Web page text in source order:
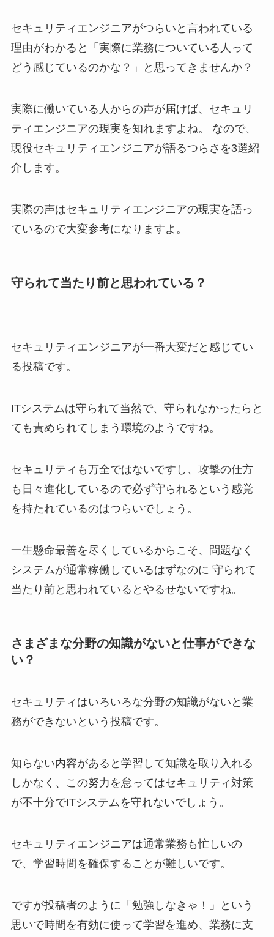
セキュリティエンジニアがつらいと言われている
理由がわかると「実際に業務についている人って
どう感じているのかな？」と思ってきませんか？
実際に働いている人からの声が届けば、セキュリ
ティエンジニアの現実を知れますよね。 なので、
現役セキュリティエンジニアが語るつらさを3選紹
介します。
実際の声はセキュリティエンジニアの現実を語っ
ているので大変参考になりますよ。
守られて当たり前と思われている？
セキュリティエンジニアが一番大変だと感じてい
る投稿です。
ITシステムは守られて当然で、守られなかったらと
ても責められてしまう環境のようですね。
セキュリティも万全ではないですし、攻撃の仕方
も日々進化しているので必ず守られるという感覚
を持たれているのはつらいでしょう。
一生懸命最善を尽くしているからこそ、問題なく
システムが通常稼働しているはずなのに 守られて
当たり前と思われているとやるせないですね。
さまざまな分野の知識がないと仕事ができな
い？
セキュリティはいろいろな分野の知識がないと業
務ができないという投稿です。
知らない内容があると学習して知識を取り入れる
しかなく、この努力を怠ってはセキュリティ対策
が不十分でITシステムを守れないでしょう。
セキュリティエンジニアは通常業務も忙しいの
で、学習時間を確保することが難しいです。
ですが投稿者のように「勉強しなきゃ！」という
思いで時間を有効に使って学習を進め、業務に支